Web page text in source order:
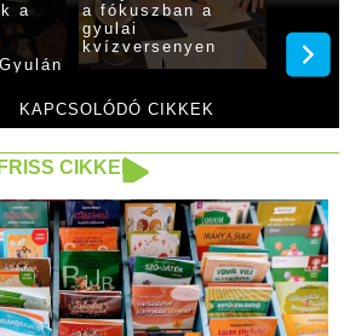
KAPCSOLÓDÓ CIKKEK
a
a fókuszban a
gyulai
kvízversenyen
CIKKEI